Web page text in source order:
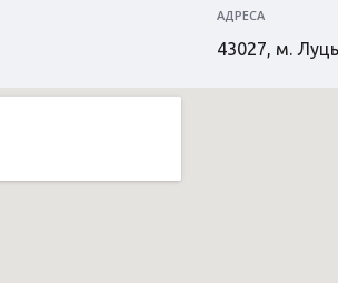
АДРЕСА
43027, м.